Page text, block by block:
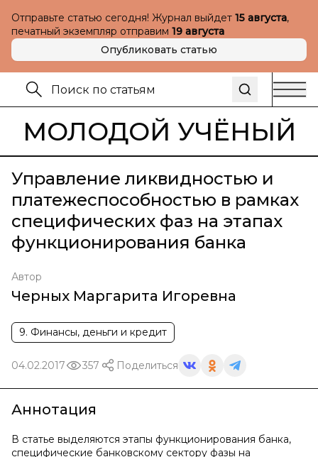
Отправьте статью сегодня! Журнал выйдет 15 августа,
печатный экземпляр отправим 19 августа
Опубликовать статью
МОЛОДОЙ УЧЁНЫЙ
Управление ликвидностью и
платежеспособностью в рамках
специфических фаз на этапах
функционирования банка
Автор
Черных Маргарита Игоревна
9. Финансы, деньги и кредит
04.02.2017 357 Поделиться
Аннотация
В статье выделяются этапы функционирования банка,
специфические банковскому сектору фазы на